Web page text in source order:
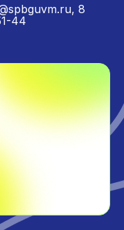
, 8
44